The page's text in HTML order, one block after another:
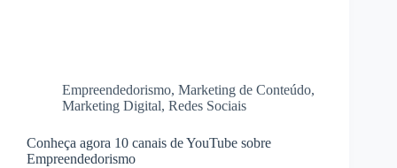
Empreendedorismo, Marketing de Conteúdo,
Marketing Digital, Redes Sociais
Conheça agora 10 canais de YouTube sobre
Empreendedorismo